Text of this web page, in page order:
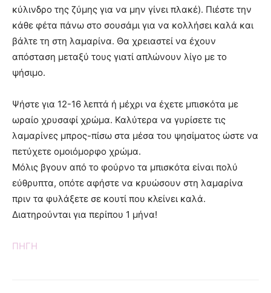
κύλινδρο της ζύμης για να μην γίνει πλακέ). Πιέστε την
κάθε φέτα πάνω στο σουσάμι για να κολλήσει καλά και
βάλτε τη στη λαμαρίνα. Θα χρειαστεί να έχουν
απόσταση μεταξύ τους γιατί απλώνουν λίγο με το
ψήσιμο.
Ψήστε για 12-16 λεπτά ή μέχρι να έχετε μπισκότα με
ωραίο χρυσαφί χρώμα. Καλύτερα να γυρίσετε τις
λαμαρίνες μπρος-πίσω στα μέσα του ψησίματος ώστε να
πετύχετε ομοιόμορφο χρώμα.
Μόλις βγουν από το φούρνο τα μπισκότα είναι πολύ
εύθρυπτα, οπότε αφήστε να κρυώσουν στη λαμαρίνα
πριν τα φυλάξετε σε κουτί που κλείνει καλά.
Διατηρούνται για περίπου 1 μήνα!
ΠΗΓΗ